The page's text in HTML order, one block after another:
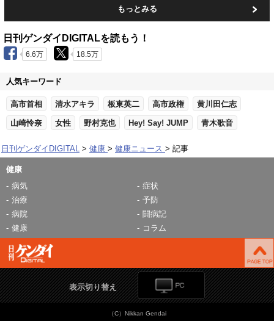
もっとみる
日刊ゲンダイDIGITALを読もう！
6.6万 18.5万
人気キーワード
高市首相 清水アキラ 板東英二 高市政権 黄川田仁志
山崎怜奈 女性 野村克也 Hey! Say! JUMP 青木歌音
日刊ゲンダイDIGITAL 健康 健康ニュース 記事
健康
病気
症状
治療
予防
病院
闘病記
健康
コラム
表示切り替え
（C）Nikkan Gendai